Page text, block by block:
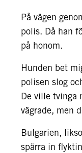
På vägen
polis. Då han
på honom.
Hunden bet
polisen slog
De ville tvinga
vägrade, men
Bulgarien,
spärra in